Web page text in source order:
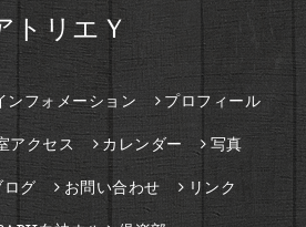
トリエＹ
ンフォメーション プロフィール
アクセス カレンダー 写真
ログ お問い合わせ リンク